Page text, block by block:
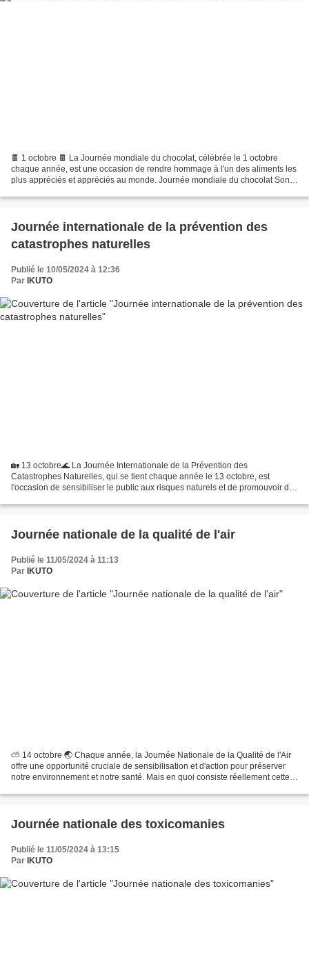
🍫 1 octobre 🍫 La Journée mondiale du chocolat, célébrée le 1 octobre
chaque année, est une occasion de rendre hommage à l'un des aliments les
plus appréciés et appréciés au monde. Journée mondiale du chocolat Son
Journée internationale de la prévention des
catastrophes naturelles
Publié le 10/05/2024 à 12:36
Par IKUTO
🏡 13 octobre🌊 La Journée Internationale de la Prévention des
Catastrophes Naturelles, qui se tient chaque année le 13 octobre, est
l'occasion de sensibiliser le public aux risques naturels et de promouvoir des
Journée nationale de la qualité de l'air
Publié le 11/05/2024 à 11:13
Par IKUTO
⛅ 14 octobre 🌏 Chaque année, la Journée Nationale de la Qualité de l'Air
offre une opportunité cruciale de sensibilisation et d'action pour préserver
notre environnement et notre santé. Mais en quoi consiste réellement cette
Journée nationale des toxicomanies
Publié le 11/05/2024 à 13:15
Par IKUTO